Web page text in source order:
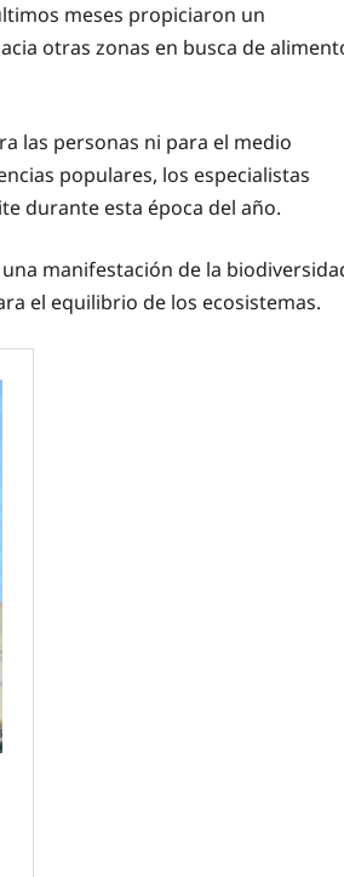
meses propiciaron un
otras zonas en busca de
las personas ni para el medio
populares, los especialistas
durante esta época del año.
manifestación de la
el equilibrio de los ecosistemas.